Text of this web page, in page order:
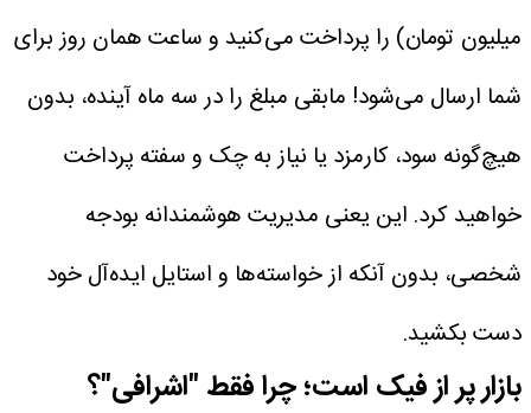
میلیون تومان) را پرداخت می‌کنید و ساعت همان روز برای
شما ارسال می‌شود! مابقی مبلغ را در سه ماه آینده، بدون
هیچ‌گونه سود، کارمزد یا نیاز به چک و سفته پرداخت
خواهید کرد. این یعنی مدیریت هوشمندانه بودجه
شخصی، بدون آنکه از خواسته‌ها و استایل ایده‌آل خود
دست بکشید.
بازار پر از فیک است؛ چرا فقط "اشرافی"؟